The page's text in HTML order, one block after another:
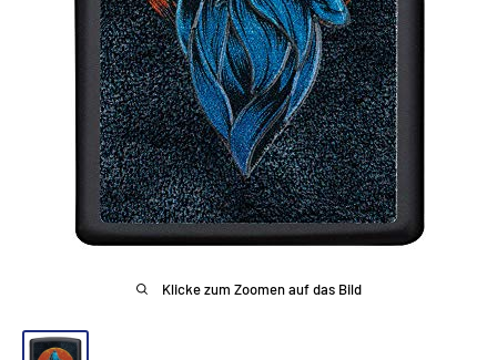
Klicke zum Zoomen auf das Bild